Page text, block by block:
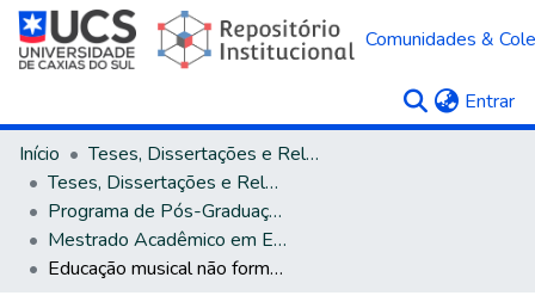
Comunidades &
Entrar
Início
Teses, Dissertações e Relatórios
Teses, Dissertações e Relatórios defendidos na UCS
Programa de Pós-Graduação em Educação
Mestrado Acadêmico em Educação
Educação musical não formal e autismo : estudo das percepções e práticas de professores de escola de música de Caxias do Sul (RS)